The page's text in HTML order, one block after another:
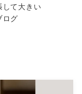
して大きい
ログ